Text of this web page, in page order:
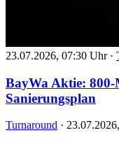
23.07.2026, 07:30 Uhr ·
BayWa Aktie:
Sanierungsplan
Turnaround ·